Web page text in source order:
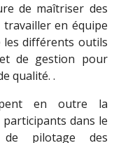
de maîtriser des
travailler en équipe
les différents outils
de gestion pour
qualité. .
en outre la
dans le
de pilotage des